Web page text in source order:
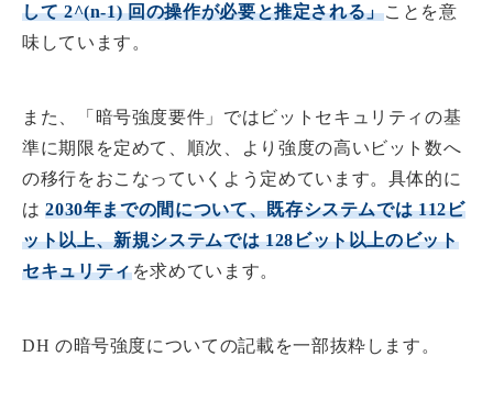
して 2^(n-1) 回の操作が必要と推定される」ことを意
味しています。
また、「暗号強度要件」ではビットセキュリティの基
準に期限を定めて、順次、より強度の高いビット数へ
の移行をおこなっていくよう定めています。具体的に
は2030年までの間について、既存システムでは 112ビ
ット以上、新規システムでは 128ビット以上のビット
セキュリティを求めています。
DH の暗号強度についての記載を一部抜粋します。